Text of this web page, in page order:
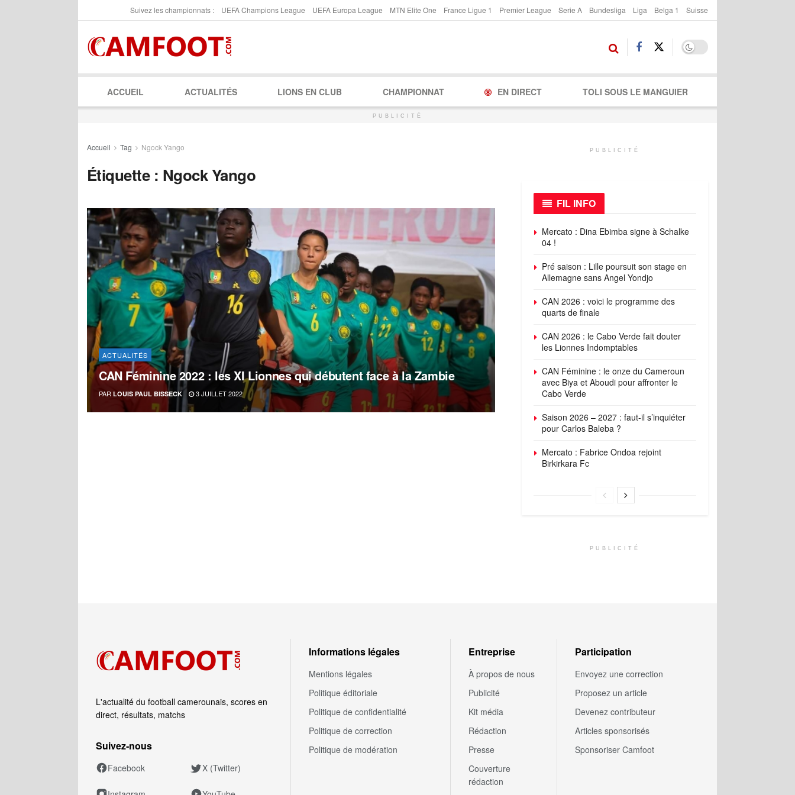
Suivez les championnats : UEFA Champions League UEFA Europa League MTN Elite One France Ligue 1 Premier League Serie A Bundesliga Liga Belga 1 Suisse
ACCUEIL ACTUALITÉS LIONS EN CLUB CHAMPIONNAT EN DIRECT TOLI SOUS LE MANGUIER
PUBLICITÉ
Accueil Tag Ngock Yango
Étiquette : Ngock Yango
ACTUALITÉS
CAN Féminine 2022 : les XI Lionnes qui débutent face à la Zambie
PAR LOUIS PAUL BISSECK 3 JUILLET 2022
PUBLICITÉ
FIL INFO
Mercato : Dina Ebimba signe à Schalke
04 !
Pré saison : Lille poursuit son stage en
Allemagne sans Angel Yondjo
CAN 2026 : voici le programme des
quarts de finale
CAN 2026 : le Cabo Verde fait douter
les Lionnes Indomptables
CAN Féminine : le onze du Cameroun
avec Biya et Aboudi pour affronter le
Cabo Verde
Saison 2026 – 2027 : faut-il s’inquiéter
pour Carlos Baleba ?
Mercato : Fabrice Ondoa rejoint
Birkirkara Fc
PUBLICITÉ
L'actualité du football camerounais, scores en
direct, résultats, matchs
Suivez‑nous
Facebook X (Twitter)
Informations légales
Mentions légales
Politique éditoriale
Politique de confidentialité
Politique de correction
Politique de modération
Entreprise
À propos de nous
Publicité
Kit média
Rédaction
Presse
Couverture
rédaction
Participation
Envoyez une correction
Proposez un article
Devenez contributeur
Articles sponsorisés
Sponsoriser Camfoot